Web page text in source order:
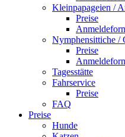
Kleinpapageien /
Preise
Nymphensittiche /
Preise
Tagesstätte
Fahrservice
Preise
FAQ
Preise
Hunde